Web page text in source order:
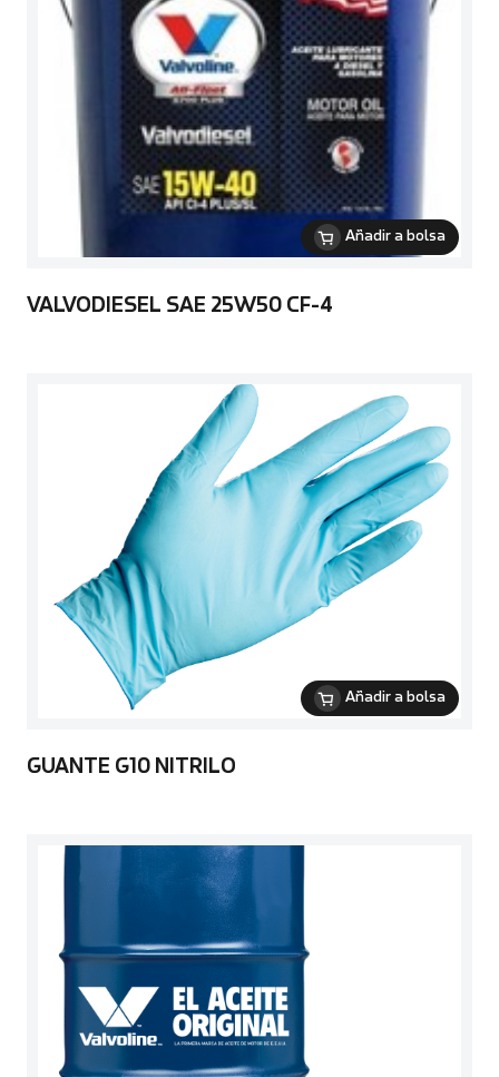
Añadir a bolsa
VALVODIESEL SAE 25W50 CF-4
Añadir a bolsa
GUANTE G10 NITRILO